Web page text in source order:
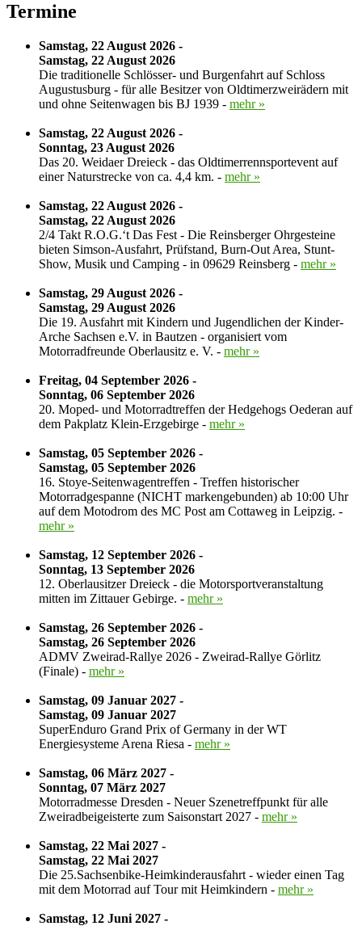
Termine
Samstag, 22 August 2026 -
Samstag, 22 August 2026
Die traditionelle Schlösser- und Burgenfahrt auf Schloss
Augustusburg - für alle Besitzer von Oldtimerzweirädern mit
und ohne Seitenwagen bis BJ 1939 - mehr »
Samstag, 22 August 2026 -
Sonntag, 23 August 2026
Das 20. Weidaer Dreieck - das Oldtimerrennsportevent auf
einer Naturstrecke von ca. 4,4 km. - mehr »
Samstag, 22 August 2026 -
Samstag, 22 August 2026
2/4 Takt R.O.G.‘t Das Fest - Die Reinsberger Ohrgesteine
bieten Simson-Ausfahrt, Prüfstand, Burn-Out Area, Stunt-
Show, Musik und Camping - in 09629 Reinsberg - mehr »
Samstag, 29 August 2026 -
Samstag, 29 August 2026
Die 19. Ausfahrt mit Kindern und Jugendlichen der Kinder-
Arche Sachsen e.V. in Bautzen - organisiert vom
Motorradfreunde Oberlausitz e. V. - mehr »
Freitag, 04 September 2026 -
Sonntag, 06 September 2026
20. Moped- und Motorradtreffen der Hedgehogs Oederan auf
dem Pakplatz Klein-Erzgebirge - mehr »
Samstag, 05 September 2026 -
Samstag, 05 September 2026
16. Stoye-Seitenwagentreffen - Treffen historischer
Motorradgespanne (NICHT markengebunden) ab 10:00 Uhr
auf dem Motodrom des MC Post am Cottaweg in Leipzig. -
mehr »
Samstag, 12 September 2026 -
Sonntag, 13 September 2026
12. Oberlausitzer Dreieck - die Motorsportveranstaltung
mitten im Zittauer Gebirge. - mehr »
Samstag, 26 September 2026 -
Samstag, 26 September 2026
ADMV Zweirad-Rallye 2026 - Zweirad-Rallye Görlitz
(Finale) - mehr »
Samstag, 09 Januar 2027 -
Samstag, 09 Januar 2027
SuperEnduro Grand Prix of Germany in der WT
Energiesysteme Arena Riesa - mehr »
Samstag, 06 März 2027 -
Sonntag, 07 März 2027
Motorradmesse Dresden - Neuer Szenetreffpunkt für alle
Zweiradbeigeisterte zum Saisonstart 2027 - mehr »
Samstag, 22 Mai 2027 -
Samstag, 22 Mai 2027
Die 25.Sachsenbike-Heimkinderausfahrt - wieder einen Tag
mit dem Motorrad auf Tour mit Heimkindern - mehr »
Samstag, 12 Juni 2027 -